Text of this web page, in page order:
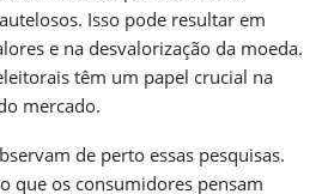
Isso pode resultar em
e na desvalorização da moeda.
têm um papel crucial na
mercado.
de perto essas pesquisas.
que os consumidores pensam